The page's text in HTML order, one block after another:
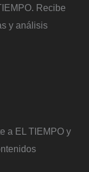
Recibe
y análisis
a EL TIEMPO y